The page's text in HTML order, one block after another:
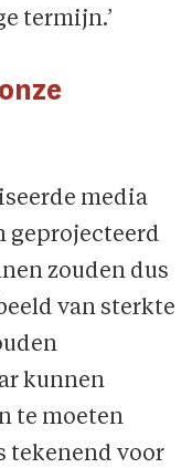
termijn.’
media
geprojecteerd
zouden dus
van sterkte
kunnen
te moeten
tekenend voor